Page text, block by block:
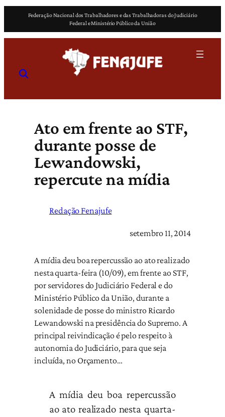
o
Federação Nacional dos Trabalhadores e das Trabalhadoras do Judiciário
Federal e Ministério Público da União
Ato em frente ao STF,
durante posse de
Lewandowski,
repercute na mídia
Redação Fenajufe
setembro 11, 2014
A mídia deu boa repercussão ao ato realizado
nesta quarta-feira (10/09), em frente ao STF,
por servidores do Judiciário Federal e do
Ministério Público da União, durante a
solenidade de posse do ministro Ricardo
Lewandowski na presidência do Supremo. A
principal reivindicação é pelo respeito à
autonomia do Judiciário, para que seja
incluída, no Orçamento…
A mídia deu boa repercussão
ao ato realizado nesta quarta-